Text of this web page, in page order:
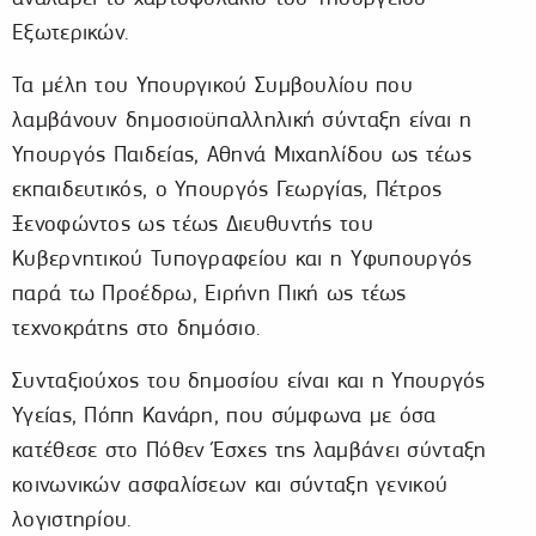
Εξωτερικών.
Τα μέλη του Υπουργικού Συμβουλίου που
λαμβάνουν δημοσιοϋπαλληλική σύνταξη είναι η
Υπουργός Παιδείας, Αθηνά Μιχαηλίδου ως τέως
εκπαιδευτικός, ο Υπουργός Γεωργίας, Πέτρος
Ξενοφώντος ως τέως Διευθυντής του
Κυβερνητικού Τυπογραφείου και η Υφυπουργός
παρά τω Προέδρω, Ειρήνη Πική ως τέως
τεχνοκράτης στο δημόσιο.
Συνταξιούχος του δημοσίου είναι και η Υπουργός
Υγείας, Πόπη Κανάρη, που σύμφωνα με όσα
κατέθεσε στο Πόθεν Έσχες της λαμβάνει σύνταξη
κοινωνικών ασφαλίσεων και σύνταξη γενικού
λογιστηρίου.